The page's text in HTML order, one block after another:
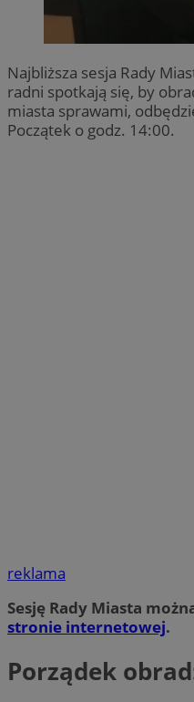
Najbliższa sesja Rady
radni spotkają się, by
miasta sprawami,
Początek o godz. 14:00.
reklama
Sesję Rady Miasta
stronie internetowej.
Porządek